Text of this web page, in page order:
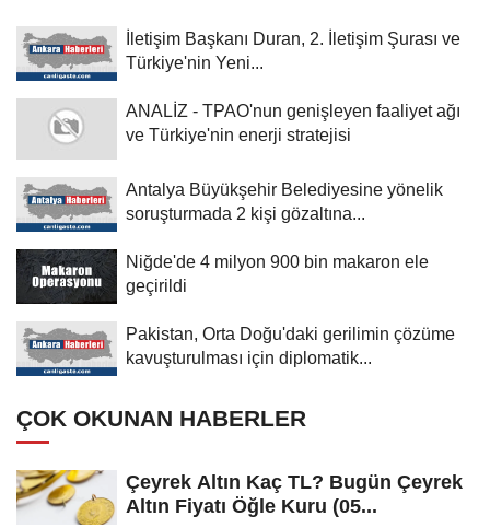
İletişim Başkanı Duran, 2. İletişim Şurası ve
Türkiye'nin Yeni...
ANALİZ - TPAO'nun genişleyen faaliyet ağı
ve Türkiye'nin enerji stratejisi
Antalya Büyükşehir Belediyesine yönelik
soruşturmada 2 kişi gözaltına...
Niğde'de 4 milyon 900 bin makaron ele
geçirildi
Pakistan, Orta Doğu'daki gerilimin çözüme
kavuşturulması için diplomatik...
ÇOK OKUNAN HABERLER
Çeyrek Altın Kaç TL? Bugün Çeyrek
Altın Fiyatı Öğle Kuru (05...